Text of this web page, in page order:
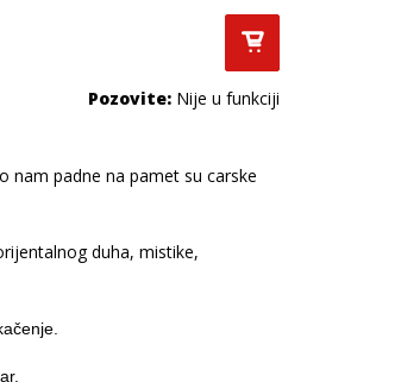
Pozovite: Nije u funkciji
nam padne na pamet su carske
duha, mistike,